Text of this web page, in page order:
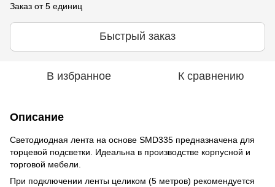
Заказ от 5 единиц
Быстрый заказ
В избранное К сравнению
Описание
Светодиодная лента на основе SMD335 предназначена для
торцевой подсветки. Идеальна в производстве корпусной и
торговой мебели.
При подключении ленты целиком (5 метров) рекомендуется